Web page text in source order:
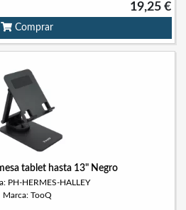
19,25 €
Comprar
tablet hasta 13" Negro
PH-HERMES-HALLEY
Marca: TooQ